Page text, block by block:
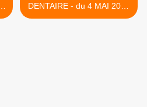
DENTAIRE - du 4 MAI 2017
(J+3060 après le vote